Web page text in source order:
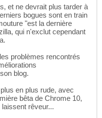
et ne devrait plus tarder à
bogues sont en train
"est la dernière
qui n'exclut cependant
problèmes rencontrés
blog.
en plus rude, avec
bêta de Chrome 10,
rêveur...